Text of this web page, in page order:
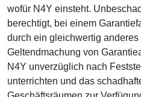
wofür N4Y einsteht.
berechtigt, bei einem
durch ein gleichwertig
Geltendmachung von
N4Y unverzüglich nach
unterrichten und das